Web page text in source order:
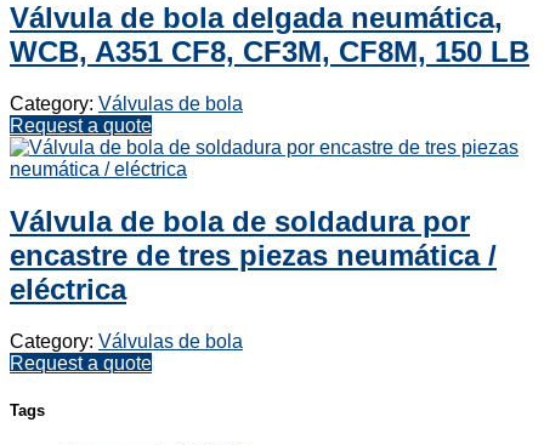
Válvula de bola delgada neumática,
WCB, A351 CF8, CF3M, CF8M, 150 LB
Category: Válvulas de bola
Request a quote
Válvula de bola de soldadura por
encastre de tres piezas neumática /
eléctrica
Category: Válvulas de bola
Request a quote
Tags